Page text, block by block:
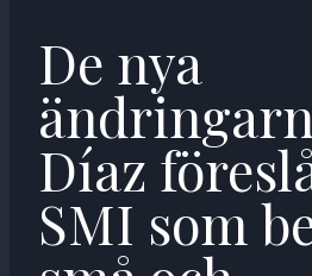
De nya
Díaz
SMI som